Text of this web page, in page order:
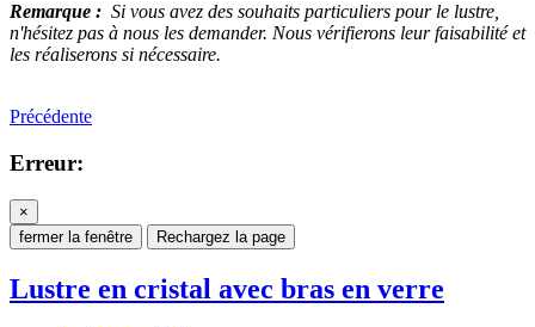
Remarque : Si vous avez des souhaits particuliers pour le lustre,
n'hésitez pas à nous les demander. Nous vérifierons leur faisabilité et
les réaliserons si nécessaire.
Précédente
Erreur:
×
fermer la fenêtre
Rechargez la page
Lustre en cristal avec bras en verre